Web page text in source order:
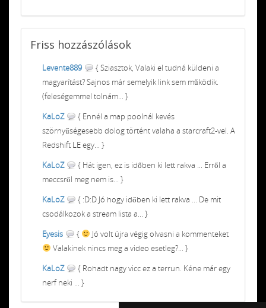
Friss hozzászólások
Levente889
{ Sziasztok, Valaki el tudná küldeni a
magyarítást? Sajnos már semelyik link sem működik.
(feleségemmel tolnám... }
KaLoZ
{ Ennél a map poolnál kevés
szörnyűségesebb dolog történt valaha a starcraft2-vel. A
Redshift LE egy... }
KaLoZ
{ Hát igen, ez is időben ki lett rakva ... Erről a
meccsről meg nem is... }
KaLoZ
{ :D:D Jó hogy időben ki lett rakva ... De mit
csodálkozok a stream lista a... }
Eyesis
{
Jó volt újra végig olvasni a kommenteket
Valakinek nincs meg a video esetleg?... }
KaLoZ
{ Rohadt nagy vicc ez a terrun. Kéne már egy
nerf neki ... }